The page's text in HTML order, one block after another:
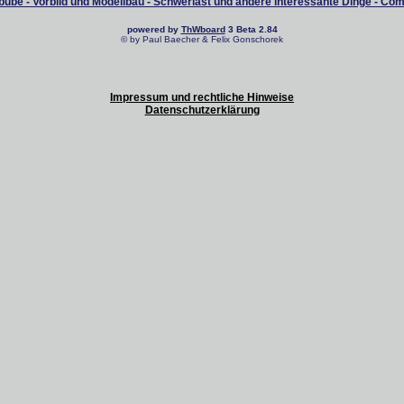
powered by ThWboard3 Beta 2.84
© by Paul Baecher & Felix Gonschorek
Impressum und rechtliche Hinweise
Datenschutzerklärung